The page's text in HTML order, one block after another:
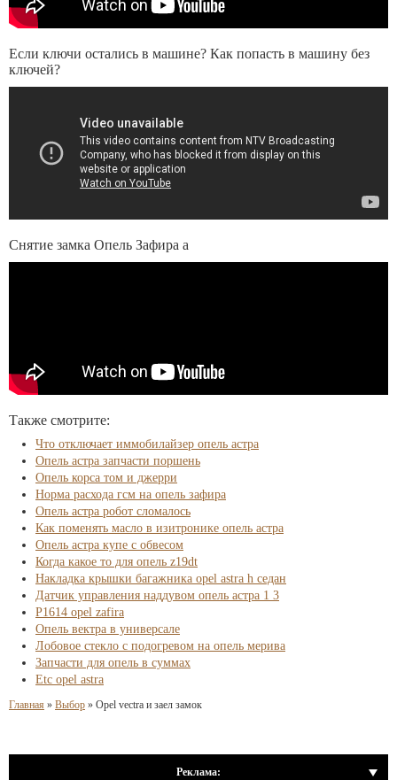
Если ключи остались в машине? Как попасть в машину без
ключей?
Снятие замка Опель Зафира а
Также смотрите:
Что отключает иммобилайзер опель астра
Опель астра запчасти поршень
Опель корса том и джерри
Норма расхода гсм на опель зафира
Опель астра робот сломалось
Как поменять масло в изитронике опель астра
Опель астра купе с обвесом
Когда какое то для опель z19dt
Накладка крышки багажника opel astra h седан
Датчик управления наддувом опель астра 1 3
P1614 opel zafira
Опель вектра в универсале
Лобовое стекло с подогревом на опель мерива
Запчасти для опель в суммах
Etc opel astra
Главная » Выбор » Opel vectra и заел замок
Реклама: